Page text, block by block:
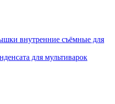
внутренние съёмные для
для мультиварок